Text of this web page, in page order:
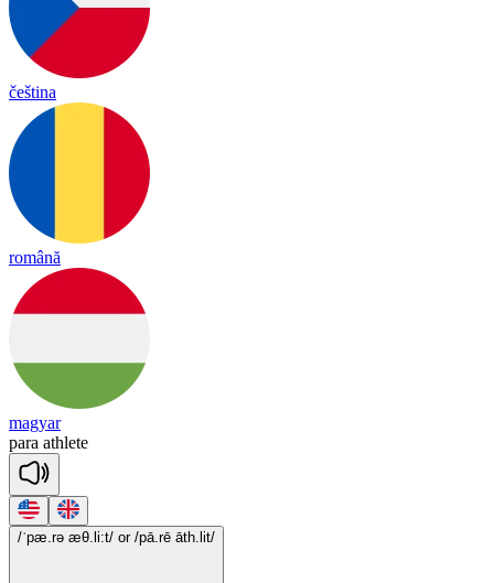
čeština
română
magyar
para athlete
/ˈpæ.rə æθ.li:t/ or /pā.rē āth.lit/